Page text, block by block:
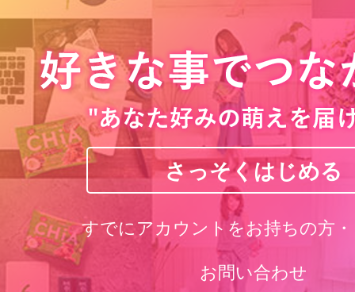
さっそくはじめる
すでにアカウントをお持ちの方
お問い合わせ